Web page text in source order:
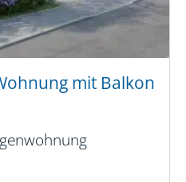
mit Balkon